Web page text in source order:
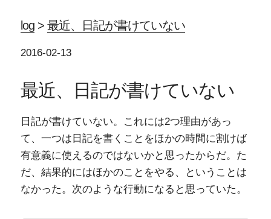
log> 最近、日記が書けていない
2016-02-13
最近、日記が書けていない
日記が書けていない。これには2つ理由があっ
て、一つは日記を書くことをほかの時間に割けば
有意義に使えるのではないかと思ったからだ。た
だ、結果的にはほかのことをやる、ということは
なかった。次のような行動になると思っていた。